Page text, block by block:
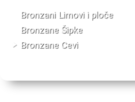
Bronzani Limovi i ploče
Bronzane Šipke
Bronzane Cevi